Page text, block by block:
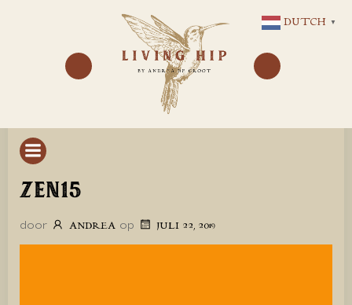
NAAR
DE
INHOUD
ZEN15
door ANDREA op JULI 22, 2019
DUTCH ▼